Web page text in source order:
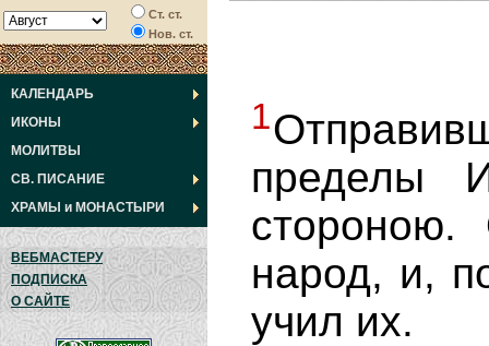
Ст. ст.
Нов. ст.
КАЛЕНДАРЬ
ИКОНЫ
МОЛИТВЫ
СВ. ПИСАНИЕ
ХРАМЫ и МОНАСТЫРИ
ВЕБМАСТЕРУ
ПОДПИСКА
О САЙТЕ
1
пределы
стороною.
народ, и,
учил их.